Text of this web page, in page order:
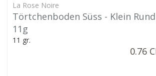
La Rose Noire
Törtchenboden Süss - Klein
11g
11 gr.
0.76